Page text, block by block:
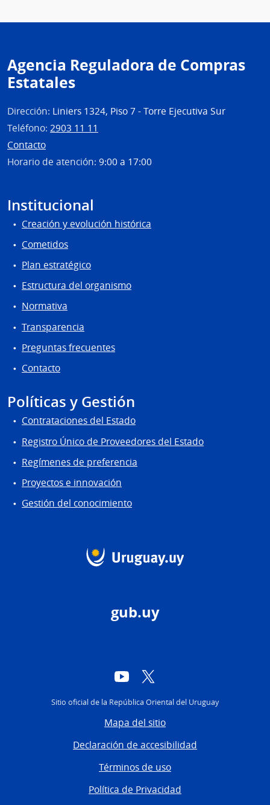
Agencia Reguladora de Compras
Estatales
Dirección: Liniers 1324, Piso 7 - Torre Ejecutiva Sur
Teléfono: 2903 11 11
Contacto
Horario de atención: 9:00 a 17:00
Institucional
Creación y evolución histórica
Cometidos
Plan estratégico
Estructura del organismo
Normativa
Transparencia
Preguntas frecuentes
Contacto
Políticas y Gestión
Contrataciones del Estado
Registro Único de Proveedores del Estado
Regímenes de preferencia
Proyectos e innovación
Gestión del conocimiento
gub.uy
YouTube
Sitio oficial de la República Oriental del Uruguay
Mapa del sitio
Declaración de accesibilidad
Términos de uso
Política de Privacidad